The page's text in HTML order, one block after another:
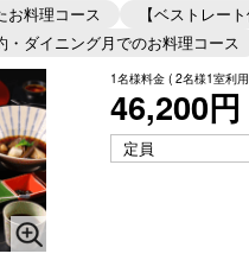
お料理コース
【ベストレー
・ダイニング月でのお料理コース
1名様料金 ( 2名様1室利
46,200円
定員